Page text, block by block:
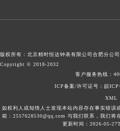
版权所有：北京精时恒达钟表有限公司合肥分公司
Copyright © 2018-2032
客户服务热线：
ICP备案/许可证号：皖ICP
XML
如权利人或知情人士发现本站内容存在事实错误
箱：2557628530@qq.com 与我们联系，我们将
更新时间：2026-05-